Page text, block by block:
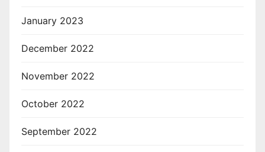
January 2023
December 2022
November 2022
October 2022
September 2022